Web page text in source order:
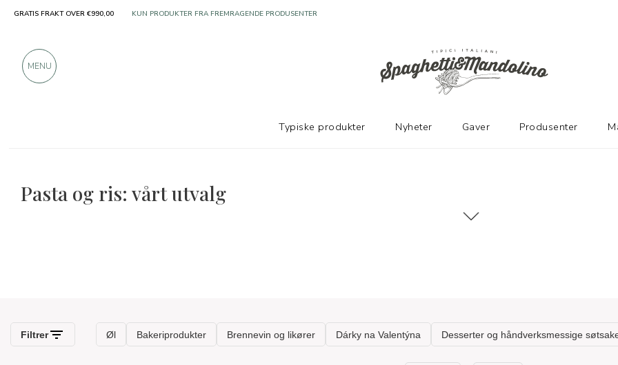
Pasta og ris: vårt utvalg
GRATIS FRAKT OVER €990,00 KUN PRODUKTER FRA FREMRAGENDE PRODUSENTER
MENU
Typiske produkter Nyheter Gaver Produsenter